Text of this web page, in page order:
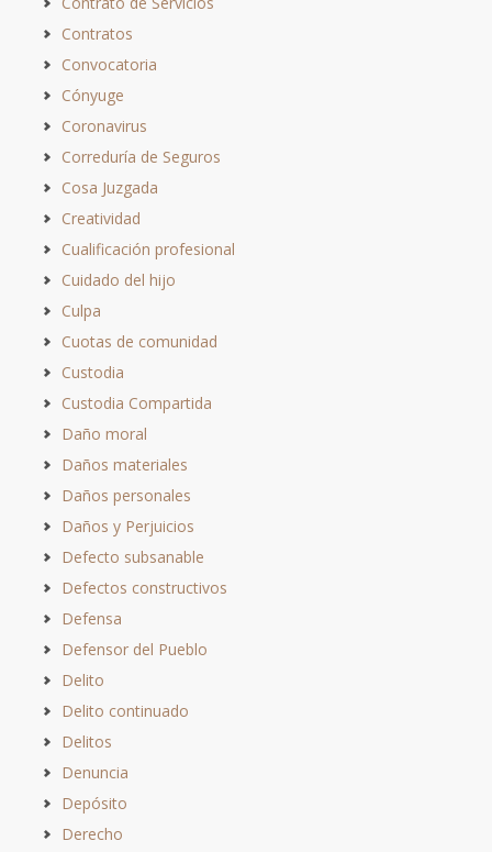
Contratos
Convocatoria
Cónyuge
Coronavirus
Correduría de Seguros
Cosa Juzgada
Creatividad
Cualificación profesional
Cuidado del hijo
Culpa
Cuotas de comunidad
Custodia
Custodia Compartida
Daño moral
Daños materiales
Daños personales
Daños y Perjuicios
Defecto subsanable
Defectos constructivos
Defensa
Defensor del Pueblo
Delito
Delito continuado
Delitos
Denuncia
Depósito
Derecho